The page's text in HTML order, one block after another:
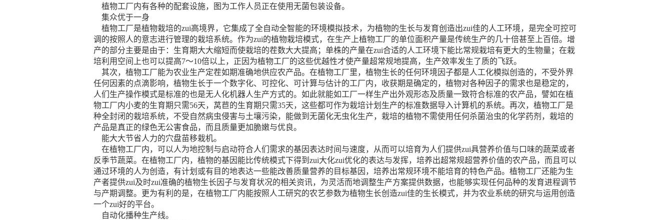
植物工厂内有各种的配套设施，图为工作人员正在使用无菌包装设备。
集众优于一身
植物工厂是植物栽培的zui高境界，它集成了全自动全智能的环境模拟技术，为植物的生长与发育创造出zui佳的人工环境，是完全可控可
调的按照人的意志进行管理的栽培系统。作为zui的植物栽培模式，在生产上植物工厂的单位面积产量是传统生产的几十倍甚至上百倍。增
产的部分主要是由于：生育期大大缩短而使栽培的茬数大大提高；单株的产量在zui合适的人工环境下能比常规栽培有更大的生物量；在栽
培利用空间上也可以提高7～10倍以上，正因为植物工厂的这些优越性才使产量超常规地提高，生产效率发生了质的飞跃。
其次，植物工厂能为农业生产定茬如期准确地供应农产品。在植物工厂里，植物生长的任何环境因子都是人工化模拟创造的，不受外界
任何因素的点滴影响，植物生长于一个数字化、可控化、可计算与估计的工厂内，收获期是确定的，植物对各种因子的需求也是稳定的，
人们生产操作模式是标准的也是无人化机器人生产方式的。如此就能如工厂一样生产出外观形态及质量一致符合标准的农产品，譬如在植
物工厂内小麦的生育期只需56天，莴苣的生育期只需35天，这些都可作为栽培计划生产的标准数据导入计算机的系统。再次，植物工厂是
种全封闭的栽培系统，不受自然病虫侵害与土壤污染，能做到无菌化无虫化生产，栽培的植物不需使用任何杀菌治虫的化学药剂，栽培的
产品是真正的绿色无公害食品，而且质量更加脆嫩与优良。
能大大节省人力的穴盘苗移栽机。
在植物工厂内，可以人为地控制与启动符合人们需求的基因表达时间与速度，从而可以培育为人们提供zui具营养价值与口味的蔬菜或者
反季节蔬菜。在植物工厂内，植物的基因能比传统模式下得到zui大化zui优化的表达与发挥，培养出超常规超营养价值的农产品，而且可以
通过环境的人为创造，有计划或有目的地表达一些能改善质量营养的目标基因，培养出常规环境不能培育的特色产品。植物工厂还能为生
产者提供zui及时zui准确的植物生长因子与发育状况的相关资讯，为灵活而地调整生产方案提供数据，也能够实现任何品种的发育进程调节
与产期调整。更为有利的是，在植物工厂内能按照人工研究的农艺参数为植物生长创造zui佳的生长模式，并为农业系统的研究与运用创造
一个zui好的平台。
自动化播种生产线。